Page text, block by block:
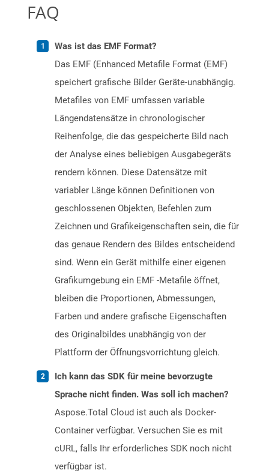
FAQ
Was ist das EMF Format?
Das EMF (Enhanced Metafile Format (EMF)
speichert grafische Bilder Geräte-unabhängig.
Metafiles von EMF umfassen variable
Längendatensätze in chronologischer
Reihenfolge, die das gespeicherte Bild nach
der Analyse eines beliebigen Ausgabegeräts
rendern können. Diese Datensätze mit
variabler Länge können Definitionen von
geschlossenen Objekten, Befehlen zum
Zeichnen und Grafikeigenschaften sein, die für
das genaue Rendern des Bildes entscheidend
sind. Wenn ein Gerät mithilfe einer eigenen
Grafikumgebung ein EMF -Metafile öffnet,
bleiben die Proportionen, Abmessungen,
Farben und andere grafische Eigenschaften
des Originalbildes unabhängig von der
Plattform der Öffnungsvorrichtung gleich.
Ich kann das SDK für meine bevorzugte
Sprache nicht finden. Was soll ich machen?
Aspose.Total Cloud ist auch als Docker-
Container verfügbar. Versuchen Sie es mit
cURL, falls Ihr erforderliches SDK noch nicht
verfügbar ist.